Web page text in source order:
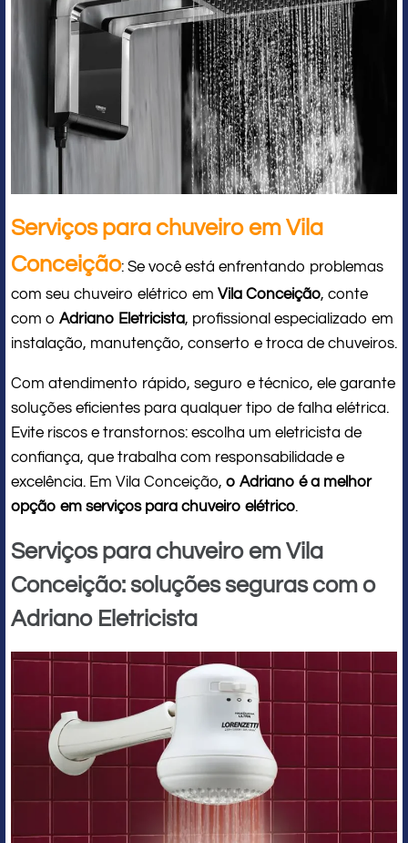
Serviços para chuveiro em Vila
Conceição: Se você está enfrentando problemas
com seu chuveiro elétrico em Vila Conceição, conte
com o Adriano Eletricista, profissional especializado em
instalação, manutenção, conserto e troca de chuveiros.
Com atendimento rápido, seguro e técnico, ele garante
soluções eficientes para qualquer tipo de falha elétrica.
Evite riscos e transtornos: escolha um eletricista de
confiança, que trabalha com responsabilidade e
excelência. Em Vila Conceição, o Adriano é a melhor
opção em serviços para chuveiro elétrico.
Serviços para chuveiro em Vila
Conceição: soluções seguras com o
Adriano Eletricista